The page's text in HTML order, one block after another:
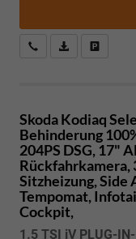
Kostenloser Rückruf-
PDF-Datei,
Skoda Kodiaq
Behinderung
204PS DSG, 17"
Rückfahrkamera,
Sitzheizung, Side
Tempomat,
Cockpit,
1.5 TSI iV PLUG-